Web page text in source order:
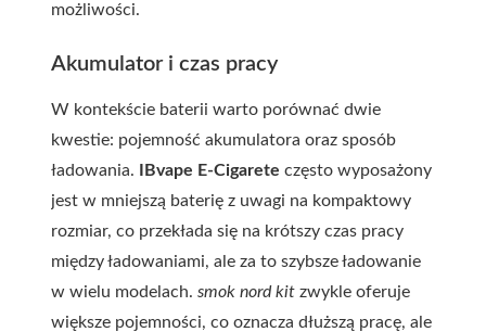
możliwości.
Akumulator i czas pracy
W kontekście baterii warto porównać dwie
kwestie: pojemność akumulatora oraz sposób
ładowania.
IBvape E-Cigarete często wyposażony
jest w mniejszą baterię z uwagi na kompaktowy
rozmiar, co przekłada się na krótszy czas pracy
między ładowaniami, ale za to szybsze ładowanie
w wielu modelach. smok nord kit zwykle oferuje
większe pojemności, co oznacza dłuższą pracę, ale